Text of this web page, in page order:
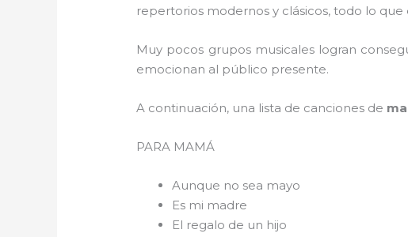
repertorios modernos y clásicos, todo lo
Muy pocos grupos musicales logran
emocionan al público presente.
A continuación, una lista de canciones de
PARA
Aunque no sea mayo
Es mi madre
El regalo de un hijo